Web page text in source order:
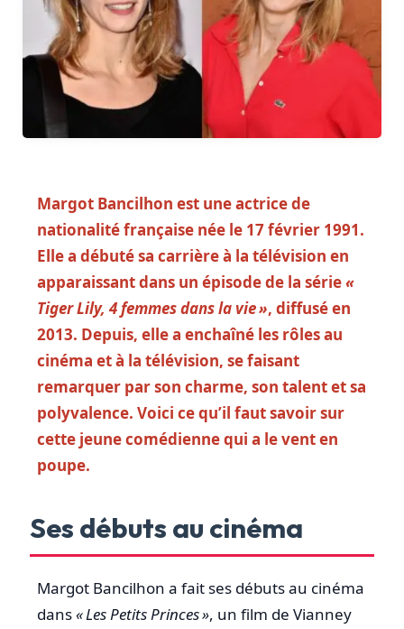
Margot Bancilhon est une actrice de
nationalité française née le 17 février 1991.
Elle a débuté sa carrière à la télévision en
apparaissant dans un épisode de la série«
Tiger Lily, 4 femmes dans la vie », diffusé en
2013. Depuis, elle a enchaîné les rôles au
cinéma et à la télévision, se faisant
remarquer par son charme, son talent et sa
polyvalence. Voici ce qu’il faut savoir sur
cette jeune comédienne qui a le vent en
poupe.
Ses débuts au cinéma
Margot Bancilhon a fait ses débuts au cinéma
dans« Les Petits Princes », un film de Vianney